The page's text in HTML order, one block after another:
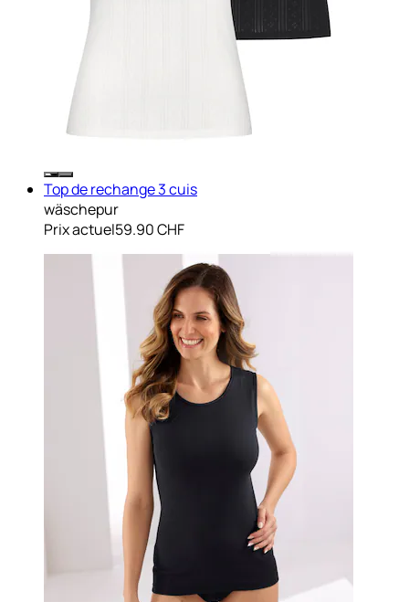
Top de rechange 3 cuis
wäschepur
Prix actuel59.90 CHF